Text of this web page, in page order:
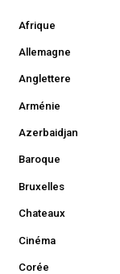
Afrique
Allemagne
Anglettere
Arménie
Azerbaidjan
Baroque
Bruxelles
Chateaux
Cinéma
Corée